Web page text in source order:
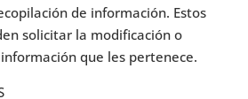
de información. Estos
solicitar la modificación o
que les pertenece.